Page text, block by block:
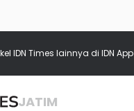
IDN Times lainnya di IDN App
JATIM